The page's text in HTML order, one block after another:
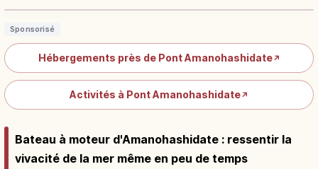
Sponsorisé
Hébergements près de Pont Amanohashidate↗
Activités à Pont Amanohashidate↗
Bateau à moteur d'Amanohashidate : ressentir la
vivacité de la mer même en peu de temps